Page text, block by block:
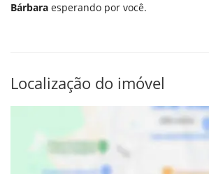
Bárbara esperando por você.
Localização do imóvel